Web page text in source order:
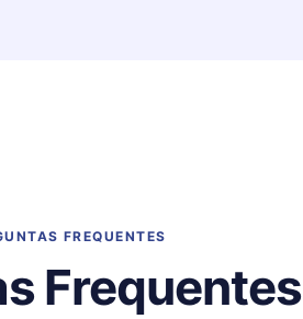
FREQUENTES
Frequentes